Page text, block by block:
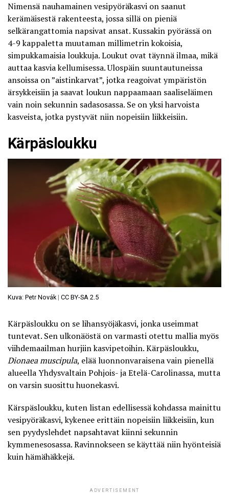
Nimensä nauhamainen vesipyöräkasvi on saanut
kerämäisestä rakenteesta, jossa sillä on pieniä
selkärangattomia napsivat ansat. Kussakin pyörässä on
4-9 kappaletta muutaman millimetrin kokoisia,
simpukkamaisia loukkuja. Loukut ovat täynnä ilmaa, mikä
auttaa kasvia kellumisessa. Ulospäin suuntautuneissa
ansoissa on ”aistinkarvat”, jotka reagoivat ympäristön
ärsykkeisiin ja saavat loukun nappaamaan saaliseläimen
vain noin sekunnin sadasosassa. Se on yksi harvoista
kasveista, jotka pystyvät niin nopeisiin liikkeisiin.
Kärpäsloukku
Kuva: Petr Novák| CC BY-SA 2.5
Kärpäsloukku on se lihansyöjäkasvi, jonka useimmat
tuntevat. Sen ulkonäöstä on varmasti otettu mallia myös
viihdemaailman hurjiin kasvipetoihin. Kärpäsloukku,
Dionaea muscipula, elää luonnonvaraisena vain pienellä
alueella Yhdysvaltain Pohjois- ja Etelä-Carolinassa, mutta
on varsin suosittu huonekasvi.
Kärspäsloukku, kuten listan edellisessä kohdassa mainittu
vesipyöräkasvi, kykenee erittäin nopeisiin liikkeisiin, kun
sen pyydyslehdet napsahtavat kiinni sekunnin
kymmenesosassa. Ravinnokseen se käyttää niin hyönteisiä
kuin hämähäkkejä.
ADVERTISEMENT